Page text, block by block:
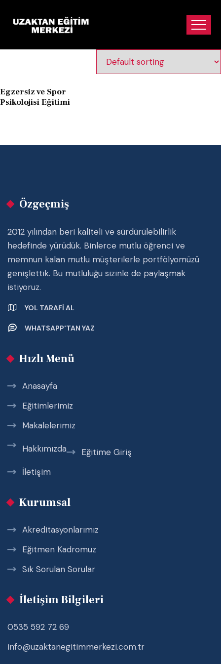
spor psikolojisi
sertifikası
Egzersiz ve Spor
Psikolojisi Eğitimi
Özgeçmiş
2012 yılından beri kaliteli ve sürdürülebilirlik
hedefinde yürüdük. Binlerce mutlu öğrenci ve
memnun kalan mutlu müşterilerle portfölyomüzü
genişlettik. Bu mutluluğu sizinle de paylaşmak
istiyoruz.
YOL TARAFI AL
WHATSAPP'TAN YAZ
Hızlı Menü
Anasayfa
Eğitimlerimiz
Makalelerimiz
Hakkımızda
Eğitime Giriş
İletişim
Kurumsal
Akreditasyonlarımız
Eğitmen Kadromuz
Sık Sorulan Sorular
İletişim Bilgileri
0535 592 72 69
info@uzaktanegitimmerkezi.com.tr